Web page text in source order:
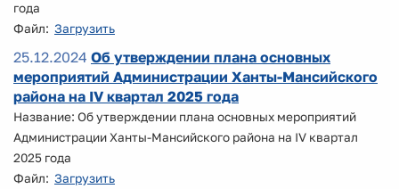
года
Файл: Загрузить
25.12.2024 Об утверждении плана основных
мероприятий Администрации Ханты-Мансийского
района на IV квартал 2025 года
Название: Об утверждении плана основных мероприятий
Администрации Ханты-Мансийского района на IV квартал
2025 года
Файл: Загрузить